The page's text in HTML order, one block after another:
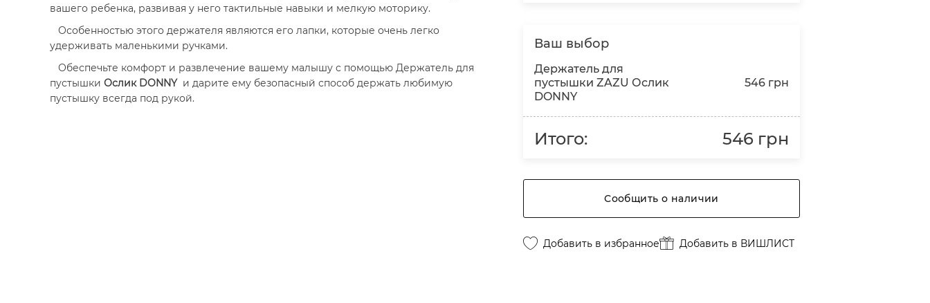
вашего ребенка, развивая у него тактильные навыки и мелкую моторику.
Особенностью этого держателя являются его лапки, которые очень легко
удерживать маленькими ручками.
Обеспечьте комфорт и развлечение вашему малышу с помощью Держатель для
пустышки Ослик DONNY и дарите ему безопасный способ держать любимую
пустышку всегда под рукой.
Ваш выбор
Держатель для
пустышки ZAZU Ослик
DONNY
546 грн
Итого: 546 грн
Сообщить о наличии
Добавить в избранное Добавить в ВИШЛИСТ